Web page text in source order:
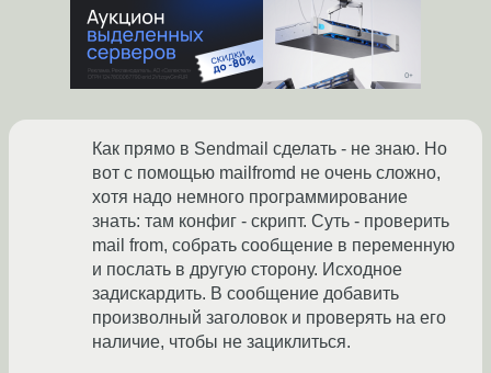
Как прямо в Sendmail сделать - не знаю. Но
вот с помощью mailfromd не очень сложно,
хотя надо немного программирование
знать: там конфиг - скрипт. Суть - проверить
mail from, собрать сообщение в переменную
и послать в другую сторону. Исходное
задискардить. В сообщение добавить
произволный заголовок и проверять на его
наличие, чтобы не зациклиться.